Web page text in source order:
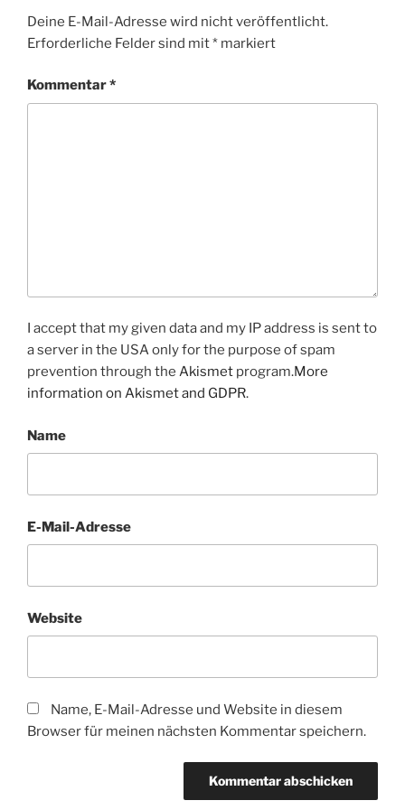
Deine E-Mail-Adresse wird nicht veröffentlicht.
Erforderliche Felder sind mit* markiert
Kommentar*
I accept that my given data and my IP address is sent to
a server in the USA only for the purpose of spam
prevention through the Akismet program.More
information on Akismet and GDPR.
Name
E-Mail-Adresse
Website
Name, E-Mail-Adresse und Website in diesem
Browser für meinen nächsten Kommentar speichern.